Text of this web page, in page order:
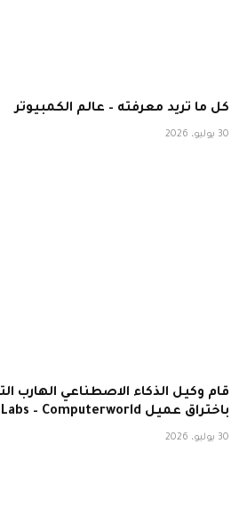
كل ما تريد معرفته – عالم الكمبيوتر
30 يوليو، 2026
باختراق عميل Modal Labs – Computerworld
30 يوليو، 2026